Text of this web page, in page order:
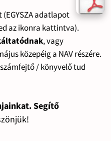
adatlapot
az ikonra kattintva).
, vagy
közepéig a NAV részére.
/ könyvelő tud
Segítő